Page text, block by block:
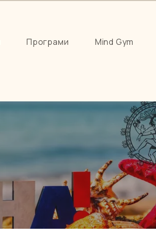
Програми Mind Gym